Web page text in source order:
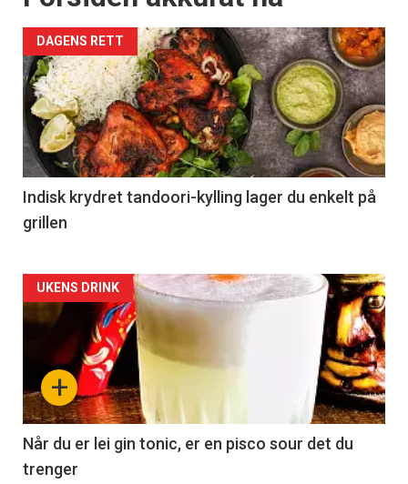
DAGENS RETT
Indisk krydret tandoori-kylling lager du enkelt på
grillen
Forsiden
akkurat
nå
-
2
+
UKENS DRINK
Når du er lei gin tonic, er en pisco sour det du
trenger